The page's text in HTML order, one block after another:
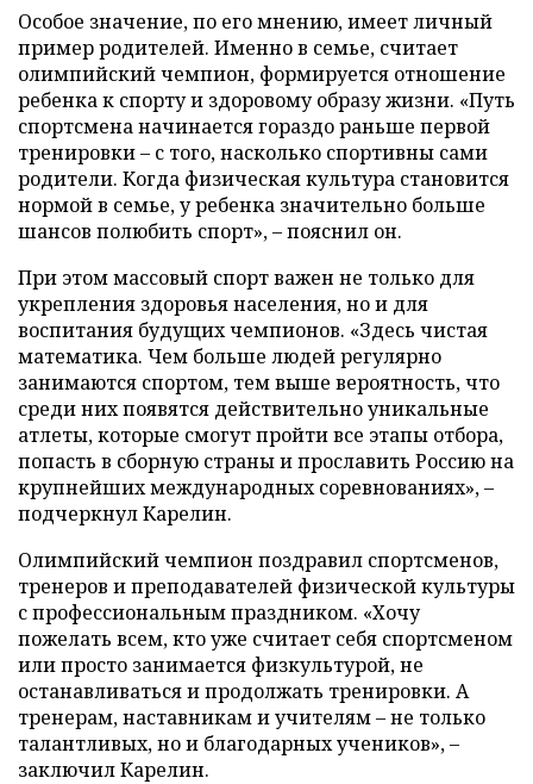
Особое значение, по его мнению, имеет личный
пример родителей. Именно в семье, считает
олимпийский чемпион, формируется отношение
ребенка к спорту и здоровому образу жизни. «Путь
спортсмена начинается гораздо раньше первой
тренировки – с того, насколько спортивны сами
родители. Когда физическая культура становится
нормой в семье, у ребенка значительно больше
шансов полюбить спорт», – пояснил он.
При этом массовый спорт важен не только для
укрепления здоровья населения, но и для
воспитания будущих чемпионов. «Здесь чистая
математика. Чем больше людей регулярно
занимаются спортом, тем выше вероятность, что
среди них появятся действительно уникальные
атлеты, которые смогут пройти все этапы отбора,
попасть в сборную страны и прославить Россию на
крупнейших международных соревнованиях», –
подчеркнул Карелин.
Олимпийский чемпион поздравил спортсменов,
тренеров и преподавателей физической культуры
с профессиональным праздником. «Хочу
пожелать всем, кто уже считает себя спортсменом
или просто занимается физкультурой, не
останавливаться и продолжать тренировки. А
тренерам, наставникам и учителям – не только
талантливых, но и благодарных учеников», –
заключил Карелин.